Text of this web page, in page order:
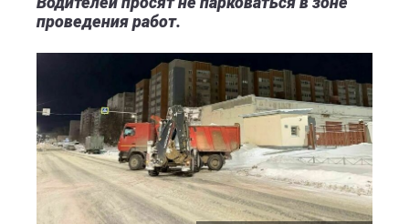
проведения работ.